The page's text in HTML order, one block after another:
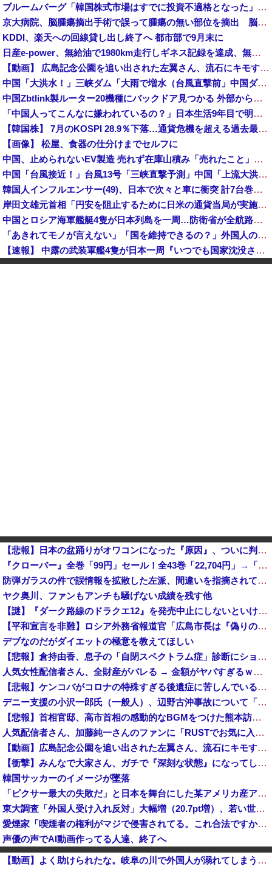
ブルームバーグ「韓国株式市場はすでに投資不適格となった」→韓国財務相「韓国経済は絶好調！ 韓国市場は安泰!!」……まあ、うん。国外からどう認識されているのかって問題だから……さ
京大病院、脳腫瘍摘出手術で誤って腫瘍の無い部位を摘出 脳幹など損傷受け植物状態に
KDDI、楽天への回線貸し出し終了へ 都市部で9月末に
日産e-power、無給油で1980km走行しギネス記録を達成、無駄な発電や送電ロスなくEVよりエコを証明
【動画】 広島記念公園を追い出された左翼さん、流石にキモすぎて炎上
中国「大洪水！」三峡ダム「大雨で増水（台風直撃前」中国ダム「緊急放流！」中国鉄道「列車が走行中に流される」中国避難所「支援物資は有料です」謎の勢力「え」→
中国Zbtlink製ルーター20機種にバックドア見つかる 外部から完全制御のおそれ
「中国人ってこんなに嫌われているの？」日本生活9年目で明かす本心！
【韓国株】 7月のKOSPI 28.9％下落…通貨危機を超える過去最大の下げ幅
【画像】 松屋、食器の仕分けまでセルフに
中国、止められないEV製造 売れず在庫山積み「売れたこと」にして補助金を騙し取る事案を思いつきが横行
中国「台風接近！」台風13号「三峡直撃予測」中国「上流大洪水！（三峡上流」中国都市「8/5の映像（動画」三峡ダム「緊急放流（決壊危機」中国「下流大水害（震え声」→
韓国人インフルエンサー(49)、日本で次々と車に衝突 計7台巻き込み 八王子
岸田文雄元首相「円安を阻止するために日米の通貨当局が実施した為替介入は一時しのぎに過ぎない」
中国とロシア海軍艦艇4隻が日本列島を一周…防衛省が全航路を公開！
「あきれてモノが言えない」「国を維持できるの？」外国人の永住許可要件の厳格化で在日中国人の本音は？
【速報】 中露の武装軍艦4隻が日本一周『いつでも国家沈没させられるぞ』
【為替相場】 ドル円は1ドル158円台半ば 介入警戒をしつつ円売りが続行
【悲報】日本の盆踊りがオワコンになった『原因』、ついに判明する・・・・・
『クローバー』全巻「99円」セール！全43巻「22,704円」→「4,257円」！実写ドラマ化もされたチャンピオンが誇る名作ヤンキー漫画！『ドロ...
防弾ガラスの件で誤情報を拡散した左派、間違いを指摘されても頑として認めなかった結果……
ヤク奥川、ファンもアンチも騒げない成績を残す他
【謎】『ダーク路線のドラクエ12』を発売中止にしないといけなかった理由ってガチでなに？とりあえすだせばいいやん
【平和宣言を非難】ロシア外務省報道官「広島市長は『偽りの呪文』繰り返している」
デブなのだがダイエットの極意を教えてほしい
【悲報】倉持由香、息子の「自閉スペクトラム症」診断にショックで涙… 見逃していた乳幼児期のサインとは？
人気女性配信者さん、全財産がバレる → 金額がヤバすぎるｗｗｗｗｗｗ
【悲報】ケンコバがコロナの特殊すぎる後遺症に苦しんでいる模様…お前らの周りにもこんな奴いる？
デニー支援の小沢一郎氏（一般人）、辺野古沖事故について「玉城デニー知事の責任ではないが、不幸な出来事を悪宣伝に利用する人がいる」
【悲報】首相官邸、高市首相の感動的なBGMをつけた熊本訪問の感動ムービーを投稿
人気配信者さん、加藤純一さんのファンに「RUSTでお気に入りの配信者が負けて嫌だよな？空気読めってなるよな？その結果がVCR。お前らVCR向いて...
【動画】広島記念公園を追い出された左翼さん、流石にキモすぎて炎上
【衝撃】みんなで大家さん、ガチで『深刻な状態』になってしまう・・・・
韓国サッカーのイメージが墜落
「ピクサー最大の失敗だ」と日本を舞台にした某アメリカ産アニメが話題に、日本と韓国の両方に失礼すぎるわ……
東大調査「外国人受け入れ反対」大幅増（20.7pt増）、若い世代で増加幅大
愛煙家「喫煙者の権利がマジで侵害されてる。これ合法ですから。いくら税金を我々が払ってるんだと。副流煙もクソもあるのかな」
声優の声でAI動画作ってる人達、終了へ
太陽光発電所で、銅線およそ2.2トン（時価およそ330万円相当）盗んだなど、ベトナム国籍（無職）２人逮捕、盗まれた銅線の半分はすでに売却 富山で...
【動画】よく助けられたな。岐阜の川で外国人が溺れてしまう事故。